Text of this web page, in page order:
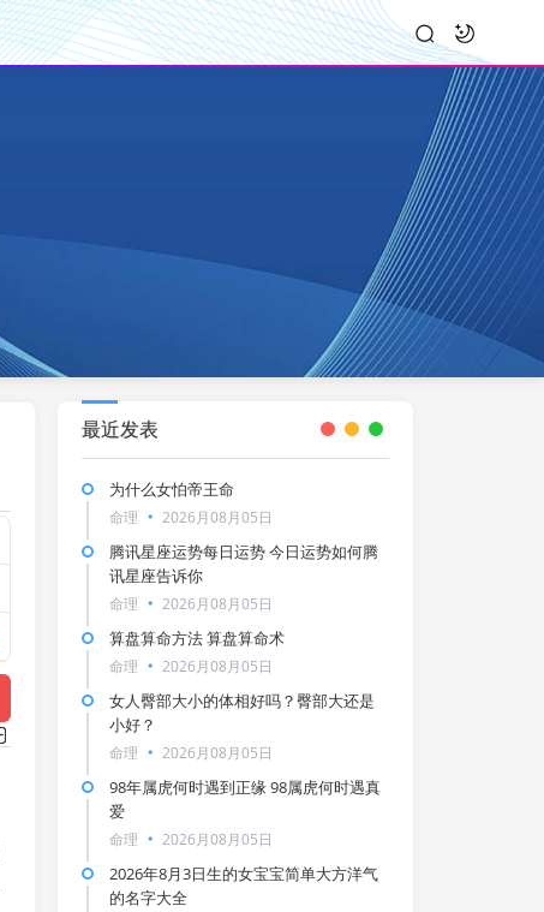
最近发表
为什么女怕帝王命
命理 2026月08月05日
腾讯星座运势每日运势 今日运势如何腾
讯星座告诉你
命理 2026月08月05日
算盘算命方法 算盘算命术
命理 2026月08月05日
女人臀部大小的体相好吗？臀部大还是
小好？
命理 2026月08月05日
98年属虎何时遇到正缘 98属虎何时遇真
爱
命理 2026月08月05日
2026年8月3日生的女宝宝简单大方洋气
的名字大全